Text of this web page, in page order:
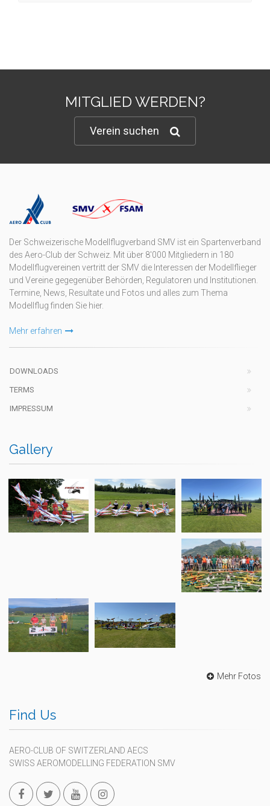
MITGLIED WERDEN?
Verein suchen
Der Schweizerische Modellflugverband SMV ist ein Spartenverband
des Aero-Club der Schweiz. Mit über 8'000 Mitgliedern in 180
Modellflugvereinen vertritt der SMV die Interessen der Modellflieger
und Vereine gegegenüber Behörden, Regulatoren und Institutionen.
Termine, News, Resultate und Fotos und alles zum Thema
Modellflug finden Sie hier.
Mehr erfahren
DOWNLOADS
TERMS
IMPRESSUM
Gallery
Mehr Fotos
Find Us
AERO-CLUB OF SWITZERLAND AECS
SWISS AEROMODELLING FEDERATION SMV